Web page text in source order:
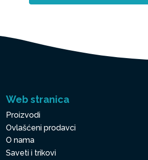
Web stranica
Proizvodi
Ovlašćeni prodavci
O nama
Saveti i trikovi